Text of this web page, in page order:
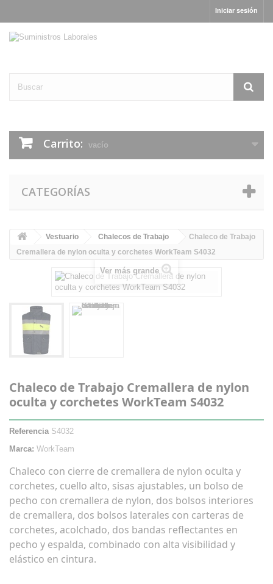
Iniciar sesión
Carrito: vacío
CATEGORÍAS
Vestuario Chalecos de Trabajo
Chaleco de Trabajo
Cremallera de nylon oculta y corchetes WorkTeam S4032
Ver más grande
Chaleco de Trabajo Cremallera de nylon
oculta y corchetes WorkTeam S4032
Referencia S4032
Marca: WorkTeam
Chaleco con cierre de cremallera de nylon oculta y
corchetes, cuello alto, sisas ajustables, un bolso de
pecho con cremallera de nylon, dos bolsos interiores
de cremallera, dos bolsos laterales con carteras de
corchetes, acolchado, dos bandas reflectantes en
pecho y espalda, combinado con alta visibilidad y
elástico en cintura.